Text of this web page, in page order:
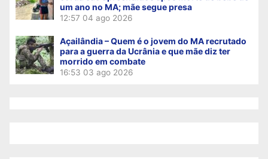
um ano no MA; mãe segue presa
12:57 04 ago 2026
Açailândia – Quem é o jovem do MA recrutado
para a guerra da Ucrânia e que mãe diz ter
morrido em combate
16:53 03 ago 2026